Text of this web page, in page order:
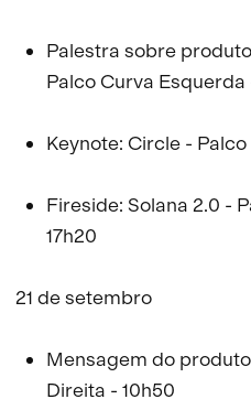
Palestra sobre
Palco Curva Esquerda
Keynote: Circle -
Fireside: Solana 2.0 -
17h20
21 de setembro
Mensagem do
Direita - 10h50